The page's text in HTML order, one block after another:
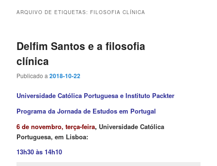
ARQUIVO DE ETIQUETAS: FILOSOFIA CLÍNICA
Delfim Santos e a filosofia
clínica
Publicado a2018-10-22
Universidade Católica Portuguesa e Instituto Packter
Programa da Jornada de Estudos em Portugal
6 de novembro, terça-feira, Universidade Católica
Portuguesa, em Lisboa:
13h30 às 14h10